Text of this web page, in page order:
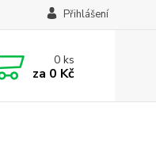
Přihlášení
0ks
za 0 Kč